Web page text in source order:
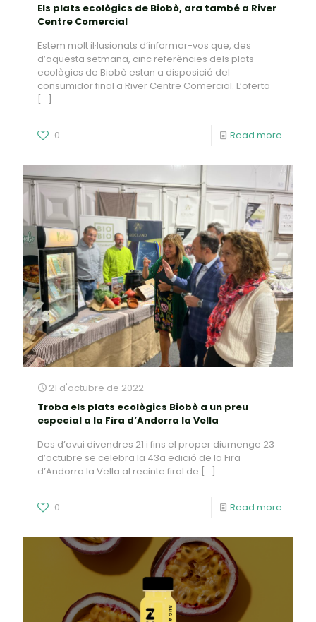
Els plats ecològics de Biobò, ara també a River
Centre Comercial
Estem molt il·lusionats d’informar-vos que, des
d’aquesta setmana, cinc referències dels plats
ecològics de Biobò estan a disposició del
consumidor final a River Centre Comercial. L’oferta
[…]
0 Read more
21 d'octubre de 2022
Troba els plats ecològics Biobò a un preu
especial a la Fira d’Andorra la Vella
Des d’avui divendres 21 i fins el proper diumenge 23
d’octubre se celebra la 43a edició de la Fira
d’Andorra la Vella al recinte firal de […]
0 Read more